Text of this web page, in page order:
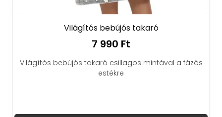
Világítós bebújós takaró
7 990 Ft
Világítós bebújós takaró csillagos mintával a fázós
estékre